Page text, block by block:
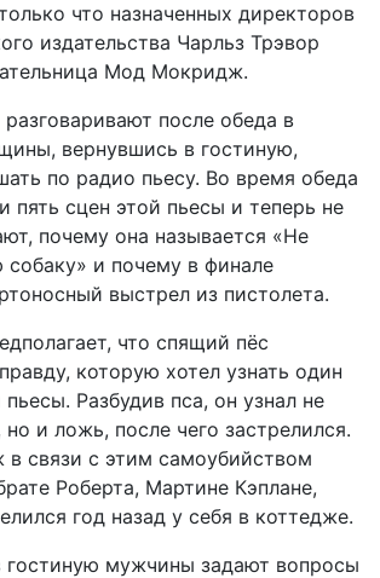
что назначенных директоров
издательства Чарльз Трэвор
Мод Мокридж.
после обеда в
вернувшись в гостиную,
по радио пьесу. Во время обеда
пять сцен этой пьесы и теперь не
почему она называется «Не
и почему в финале
выстрел из пистолета.
что спящий пёс
которую хотел узнать один
Разбудив пса, он узнал не
но и ложь, после чего застрелился.
связи с этим самоубийством
Роберта, Мартине Кэплане,
год назад у себя в коттедже.
гостиную мужчины задают вопросы